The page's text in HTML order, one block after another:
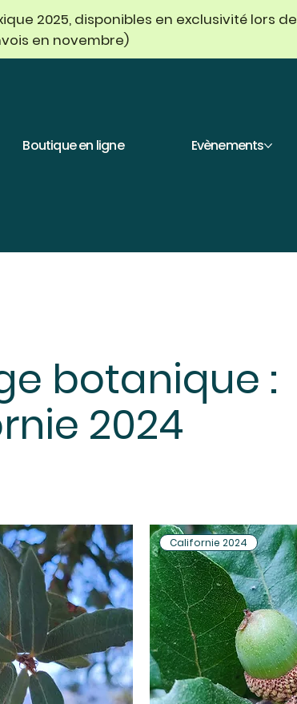
Boutique en ligne Evènements
2025, disponibles en exclusivité lors de
en novembre)
botanique :
2024
Californie 2024